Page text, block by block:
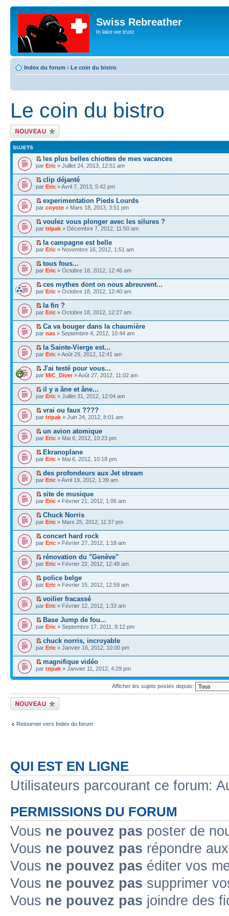
Swiss Rebreather
In lake we trust
Index du forum ‹ Le coin du bistro
Le coin du bistro
Écrire un nouveau
sujet
SUJETS
les plus belles chiottes de mes vacances
par Eric » Juillet 24, 2013, 12:51 am
clip déjanté
par Eric » Avril 7, 2013, 5:42 pm
experimentation Pieds Lourds
par coyote » Mars 18, 2013, 3:51 pm
voulez vous plonger avec les silures ?
par tripak » Décembre 7, 2012, 11:50 am
la campagne est belle
par Eric » Novembre 16, 2012, 1:51 am
tous fous...
par Eric » Octobre 18, 2012, 12:46 am
ces mythes dont on nous abreuvent...
par Eric » Octobre 18, 2012, 12:40 am
la fin ?
par Eric » Octobre 18, 2012, 12:27 am
Ca va bouger dans la chaumière
par nas » Septembre 4, 2012, 10:44 am
la Sainte-Vierge est...
par Eric » Août 29, 2012, 12:41 am
J'ai testé pour vous...
par MiC_Diver» Août 27, 2012, 11:02 am
il y a âne et âne...
par Eric » Juillet 31, 2012, 12:04 am
vrai ou faux ????
par tripak » Juin 24, 2012, 8:01 am
un avion atomique
par Eric » Mai 6, 2012, 10:23 pm
Ekranoplane
par Eric » Mai 6, 2012, 10:18 pm
des profondeurs aux Jet stream
par Eric » Avril 19, 2012, 1:39 am
site de musique
par Eric » Février 21, 2012, 1:06 am
Chuck Norris
par Eric » Mars 25, 2012, 11:37 pm
concert hard rock
par Eric » Février 27, 2012, 1:18 am
rénovation du "Genève"
par Eric » Février 22, 2012, 12:48 am
police belge
par Eric » Février 15, 2012, 12:59 am
voilier fracassé
par Eric » Février 12, 2012, 1:33 am
Base Jump de fou...
par Eric » Septembre 17, 2011, 8:12 pm
chuck norris, incroyable
par Eric » Janvier 16, 2012, 10:00 pm
magnifique vidéo
par tripak » Janvier 11, 2012, 4:29 pm
Afficher les sujets postés depuis:
Écrire un nouveau
sujet
Retourner vers Index du forum
QUI EST EN LIGNE
Utilisateurs parcourant ce forum:
PERMISSIONS DU FORUM
Vous ne pouvez pas poster de
Vous ne pouvez pas répondre
Vous ne pouvez pas éditer vos
Vous ne pouvez pas supprimer
Vous ne pouvez pas joindre des